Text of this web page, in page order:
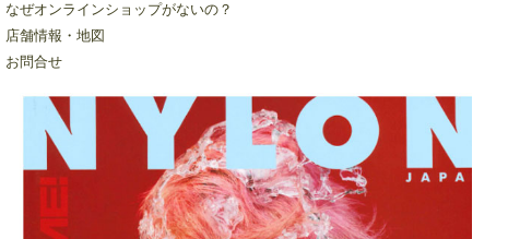
なぜオンラインショップがないの？
店舗情報・地図
お問合せ